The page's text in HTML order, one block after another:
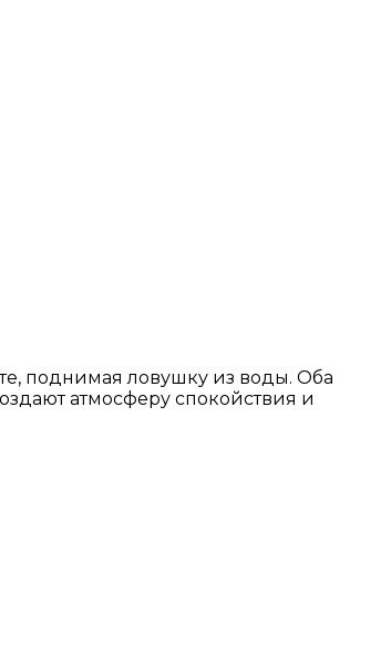
поднимая ловушку из воды. Оба
атмосферу спокойствия и